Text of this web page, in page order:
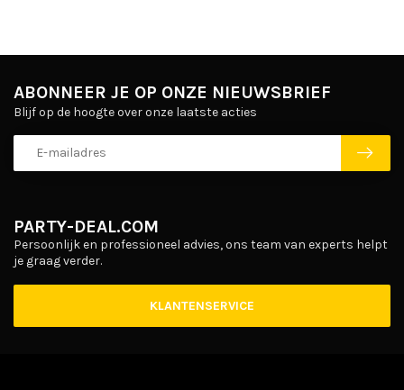
PARTY-DEAL.COM
Persoonlijk en professioneel advies, ons team van experts helpt
je graag verder.
KLANTENSERVICE
ABONNEER JE OP ONZE NIEUWSBRIEF
Blijf op de hoogte over onze laatste acties